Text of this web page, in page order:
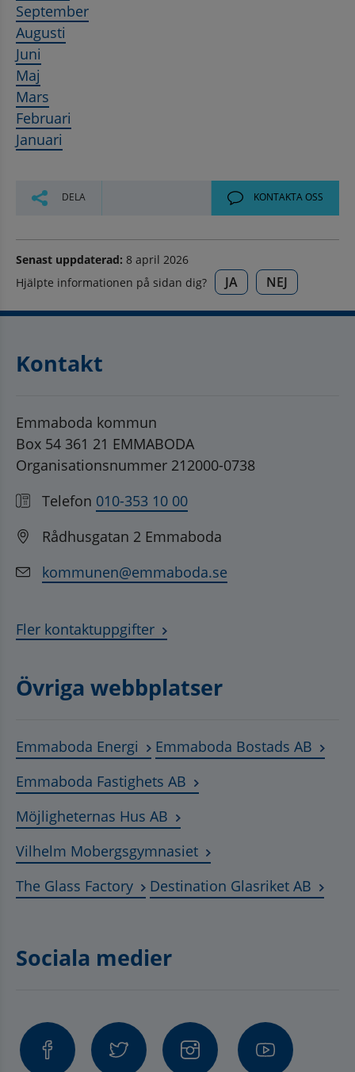
September
Augusti
Juni
Maj
Mars
Februari
Januari
DELA KONTAKTA OSS
Senast uppdaterad: 8 april 2026
Hjälpte informationen på sidan dig?
JA NEJ
Kontakt
Emmaboda kommun
Box 54 361 21 EMMABODA
Organisationsnummer 212000-0738
Telefon 010-353 10 00
Rådhusgatan 2 Emmaboda
kommunen@emmaboda.se
Fler kontaktuppgifter
Övriga webbplatser
Emmaboda Energi Länk till annan webbplats,
Emmaboda Bostads AB
Emmaboda Fastighets AB Länk till annan
Möjligheternas Hus AB Länk till annan webbplats,
Vilhelm MobergsgymnasietLänk till annan
The Glass FactoryLänk till annan webbplats,
Destination Glasriket AB
Sociala medier